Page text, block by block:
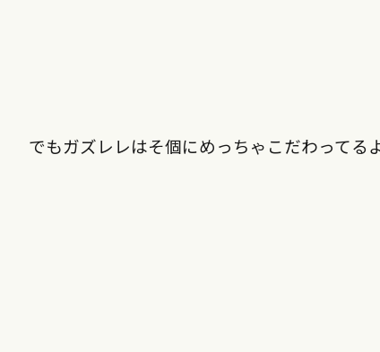
でもガズレレはそ個にめっちゃこだわってる